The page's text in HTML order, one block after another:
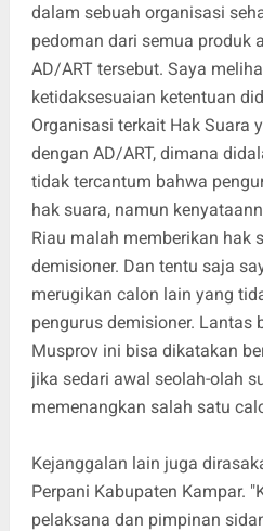
dalam sebuah organisasi
pedoman dari semua produk
AD/ART tersebut. Saya
ketidaksesuaian ketentuan
Organisasi terkait Hak Suara
dengan AD/ART, dimana
tidak tercantum bahwa
hak suara, namun
Riau malah memberikan hak
demisioner. Dan tentu saja
merugikan calon lain yang
pengurus demisioner. Lantas
Musprov ini bisa dikatakan
jika sedari awal seolah-olah
memenangkan salah satu
Kejanggalan lain juga
Perpani Kabupaten Kampar.
pelaksana dan pimpinan